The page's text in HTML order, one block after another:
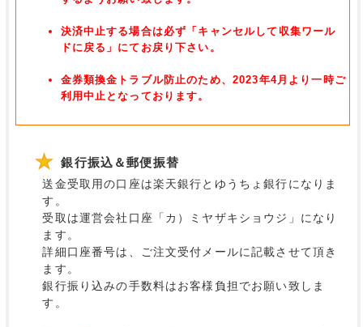
決済中止する場合は必ず「キャンセルして収集ワール
ドに戻る」にてお戻り下さい。
金券類換金トラブル防止のため、2023年4月より一時ご
利用中止となっております。
銀行振込＆郵便振替
送金受取用の口座は楽天銀行とゆうちょ銀行になりま
す。
受取は運営会社口座「カ）ミヤザキショウジ」になり
ます。
詳細口座番号は、ご注文受付メールに記載させて頂き
ます。
銀行振り込みの手数料はお客様負担でお願い致しま
す。